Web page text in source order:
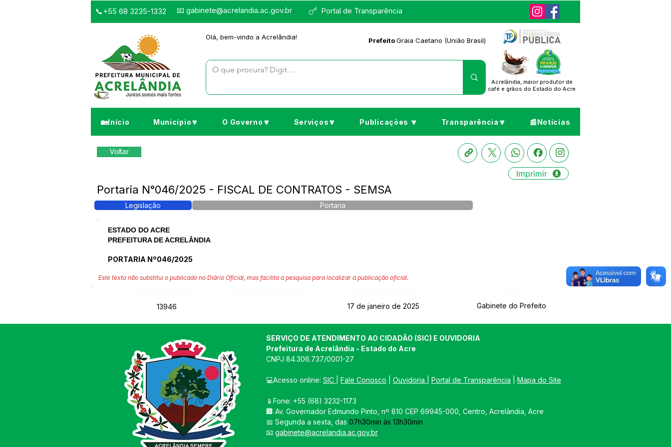
Portal de Transparência
📞+55 68 3235-1332 📧 gabinete@acrelandia.ac.gov.br
Olá, bem-vindo a Acrelândia! PrefeitoGraia Caetano (União Brasil)
Acrelândia, maior produtor de
café e grãos do Estado do Acre
🏡Início Município🔽 O Governo🔽 Serviços🔽 Publicações 🔽 Transparência🔽 📰Notícias
Voltar
Imprimir
Portaria N°046/2025 - FISCAL DE CONTRATOS - SEMSA
Legislação Portaria
ESTADO DO ACRE
PREFEITURA DE ACRELÂNDIA
PORTARIA Nº046/2025
Este texto não substitui o publicado no Diário Oficial, mas facilita a pesquisa para localizar a publicação oficial.
13946
17 de janeiro de 2025 Gabinete do Prefeito
SERVIÇO DE ATENDIMENTO AO CIDADÃO (SIC) E OUVIDORIA
Prefeitura de Acrelândia - Estado do Acre
CNPJ 84.306.737/0001-27
💻Acesso online: SIC Fale Conosco Ouvidoria Portal de Transparência Mapa do Site
📱Fone: +55 (68) 3232-1173
🏢 Av. Governador Edmundo Pinto, nº 810 CEP 69945-000, Centro, Acrelândia, Acre
📅 Segunda a sexta, das 07h30min às 13h30min
📧 gabinete@acrelandia.ac.gov.br